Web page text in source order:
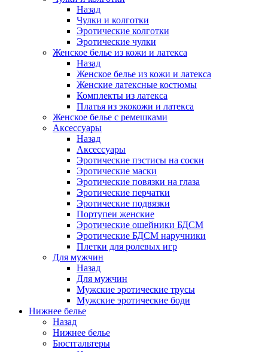
Назад
Чулки и колготки
Эротические колготки
Эротические чулки
Женское белье из кожи и латекса
Назад
Женское белье из кожи и латекса
Женские латексные костюмы
Комплекты из латекса
Платья из экокожи и латекса
Женское белье с ремешками
Аксессуары
Назад
Аксессуары
Эротические пэстисы на соски
Эротические маски
Эротические повязки на глаза
Эротические перчатки
Эротические подвязки
Портупеи женские
Эротические ошейники БДСМ
Эротические БДСМ наручники
Плетки для ролевых игр
Для мужчин
Назад
Для мужчин
Мужские эротические трусы
Мужские эротические боди
Нижнее белье
Назад
Нижнее белье
Бюстгальтеры